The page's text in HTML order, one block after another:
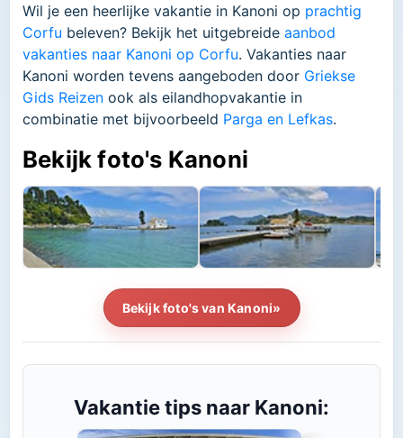
Wil je een heerlijke vakantie in Kanoni op prachtig
Corfu beleven? Bekijk het uitgebreide aanbod
vakanties naar Kanoni op Corfu. Vakanties naar
Kanoni worden tevens aangeboden door Griekse
Gids Reizen ook als eilandhopvakantie in
combinatie met bijvoorbeeld Parga en Lefkas.
Bekijk foto's Kanoni
Bekijk foto's van Kanoni»
Vakantie tips naar Kanoni: